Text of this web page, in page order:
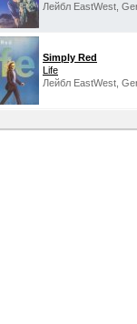
Лейбл EastWest,
Simply Red
Life
Лейбл EastWest,